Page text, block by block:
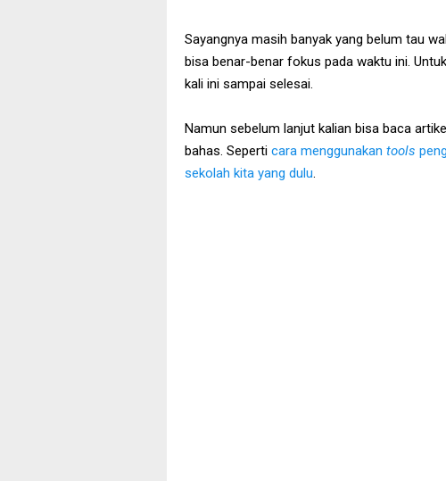
Sayangnya masih banyak yang belum tau
bisa benar-benar fokus pada waktu ini.
kali ini sampai selesai.
Namun sebelum lanjut kalian bisa baca
bahas. Seperti cara menggunakan tools
sekolah kita yang dulu.